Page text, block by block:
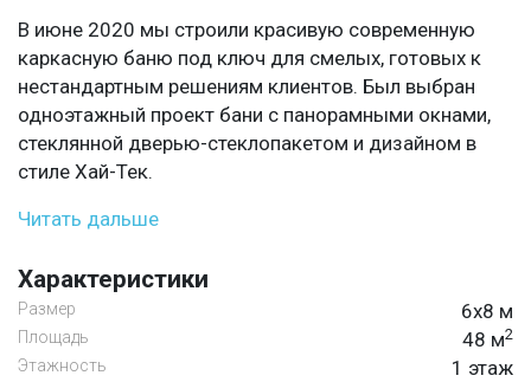
В июне 2020 мы строили красивую современную
каркасную баню под ключ для смелых, готовых к
нестандартным решениям клиентов. Был выбран
одноэтажный проект бани с панорамными окнами,
стеклянной дверью-стеклопакетом и дизайном в
стиле Хай-Тек.
Читать дальше
Характеристики
Размер 6х8 м
Площадь 48 м2
Этажность 1 этаж